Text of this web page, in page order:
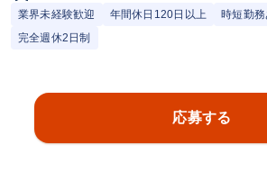
業界未経験歓迎 年間休日120日以上 時短勤務
完全週休2日制
応募する